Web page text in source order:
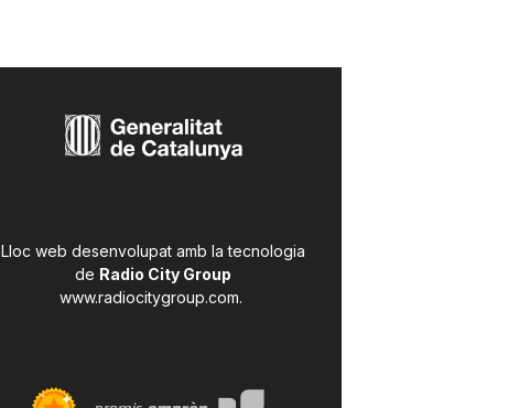
Lloc web desenvolupat amb la tecnologia
de Radio City Group
www.radiocitygroup.com.